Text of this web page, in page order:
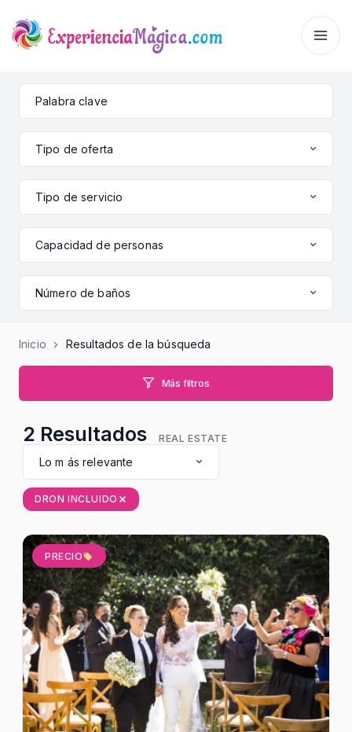
Tipo de oferta
Tipo de servicio
Capacidad de personas
Número de baños
Inicio Resultados de la búsqueda
Más filtros
2 Resultados REAL ESTATE
Lo m ás relevante
DRON INCLUIDO
PRECIO